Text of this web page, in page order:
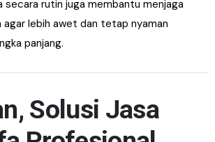
secara rutin juga membantu menjaga
agar lebih awet dan tetap nyaman
panjang.
Solusi Jasa